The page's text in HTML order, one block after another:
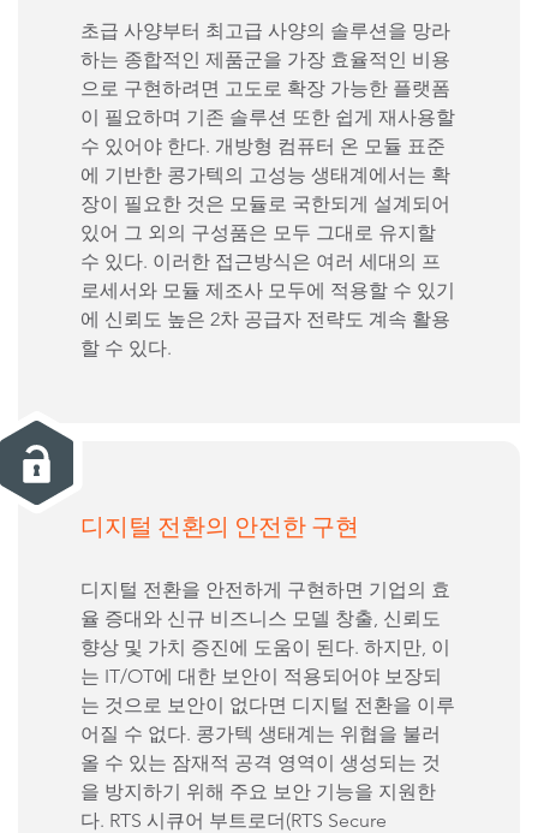
초급 사양부터 최고급 사양의 솔루션을 망라
하는 종합적인 제품군을 가장 효율적인 비용
으로 구현하려면 고도로 확장 가능한 플랫폼
이 필요하며 기존 솔루션 또한 쉽게 재사용할
수 있어야 한다. 개방형 컴퓨터 온 모듈 표준
에 기반한 콩가텍의 고성능 생태계에서는 확
장이 필요한 것은 모듈로 국한되게 설계되어
있어 그 외의 구성품은 모두 그대로 유지할
수 있다. 이러한 접근방식은 여러 세대의 프
로세서와 모듈 제조사 모두에 적용할 수 있기
에 신뢰도 높은 2차 공급자 전략도 계속 활용
할 수 있다.
디지털 전환의 안전한 구현
디지털 전환을 안전하게 구현하면 기업의 효
율 증대와 신규 비즈니스 모델 창출, 신뢰도
향상 및 가치 증진에 도움이 된다. 하지만, 이
는 IT/OT에 대한 보안이 적용되어야 보장되
는 것으로 보안이 없다면 디지털 전환을 이루
어질 수 없다. 콩가텍 생태계는 위협을 불러
올 수 있는 잠재적 공격 영역이 생성되는 것
을 방지하기 위해 주요 보안 기능을 지원한
다. RTS 시큐어 부트로더(RTS Secure